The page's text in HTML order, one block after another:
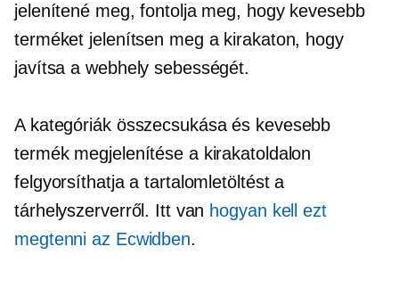
jelenítené meg, fontolja meg, hogy kevesebb
terméket jelenítsen meg a kirakaton, hogy
javítsa a webhely sebességét.
A kategóriák összecsukása és kevesebb
termék megjelenítése a kirakatoldalon
felgyorsíthatja a tartalomletöltést a
tárhelyszerverről. Itt van hogyan kell ezt
megtenni az Ecwidben.